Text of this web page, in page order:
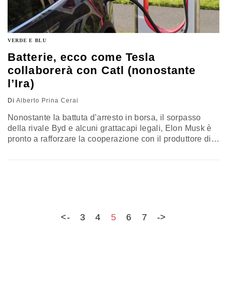
VERDE E BLU
Batterie, ecco come Tesla
collaborerà con Catl (nonostante
l’Ira)
Di Alberto Prina Cerai
Nonostante la battuta d’arresto in borsa, il sorpasso
della rivale Byd e alcuni grattacapi legali, Elon Musk è
pronto a rafforzare la cooperazione con il produttore di
<- 3 4 5 6 7 ->